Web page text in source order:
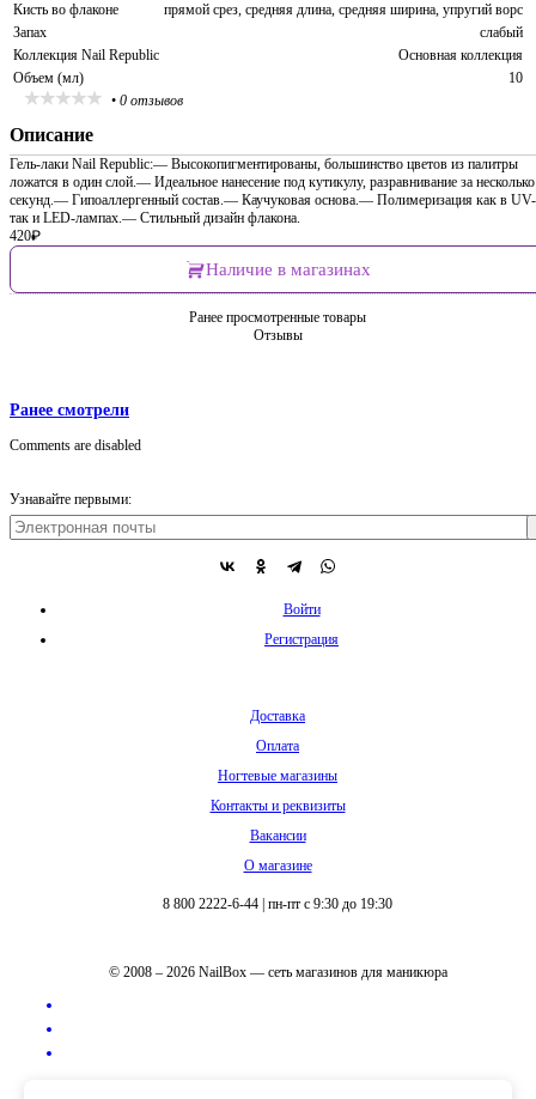
Кисть во флаконе
прямой срез, средняя длина, средняя ширина, упругий ворс
Запах
слабый
Коллекция Nail Republic
Основная коллекция
Объем (мл)
10
• 0 отзывов
Описание
Гель-лаки Nail Republic:— Высокопигментированы, большинство цветов из палитры
ложатся в один слой.— Идеальное нанесение под кутикулу, разравнивание за несколько
секунд.— Гипоаллергенный состав.— Каучуковая основа.— Полимеризация как в
так и LED-лампах.— Стильный дизайн флакона.
420₽
Наличие в магазинах
Ранее просмотренные товары
Отзывы
Ранее смотрели
Comments are disabled
Узнавайте первыми:
Войти
Регистрация
Доставка
Оплата
Ногтевые магазины
Контакты и реквизиты
Вакансии
О магазине
8 800 2222-6-44 пн-пт с 9:30 до 19:30
© 2008 – 2026 NailBox — сеть магазинов для маникюра